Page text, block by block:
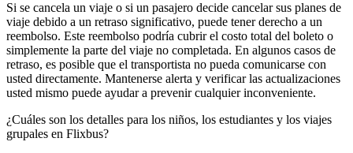
Si se cancela un viaje o si un pasajero decide cancelar sus planes de
viaje debido a un retraso significativo, puede tener derecho a un
reembolso. Este reembolso podría cubrir el costo total del boleto o
simplemente la parte del viaje no completada. En algunos casos de
retraso, es posible que el transportista no pueda comunicarse con
usted directamente. Mantenerse alerta y verificar las actualizaciones
usted mismo puede ayudar a prevenir cualquier inconveniente.
¿Cuáles son los detalles para los niños, los estudiantes y los viajes
grupales en Flixbus?